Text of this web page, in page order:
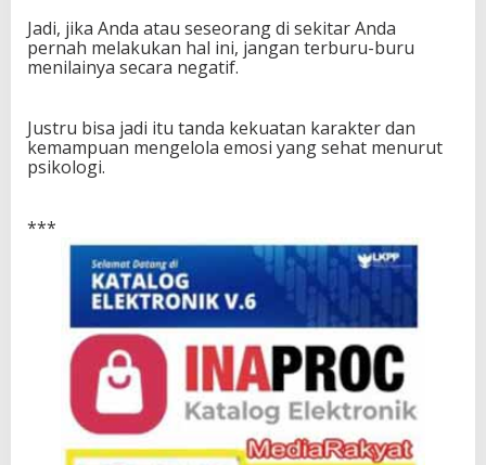
Jadi, jika Anda atau seseorang di sekitar Anda
pernah melakukan hal ini, jangan terburu-buru
menilainya secara negatif.
Justru bisa jadi itu tanda kekuatan karakter dan
kemampuan mengelola emosi yang sehat menurut
psikologi.
***